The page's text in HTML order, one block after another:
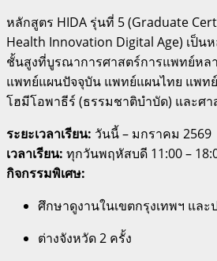
หลักสูตร HIDA รุ่นที่ 5 (Graduate
Health Innovation Digital Age) เป็น
ชั้นสูงที่บูรณาการศาสตร์การแพทย์หล
แพทย์แผนปัจจุบัน แพทย์แผนไทย แพท
โฮมีโอพาธีร์ (ธรรมชาติบำบัด) และศ
ระยะเวลาเรียน: วันนี้ – มกราคม 2569
เวลาเรียน: ทุกวันพฤหัสบดี 11:00 –
กิจกรรมพิเศษ:
ศึกษาดูงานในเขตกรุงเทพฯ แล
ต่างจังหวัด 2 ครั้ง